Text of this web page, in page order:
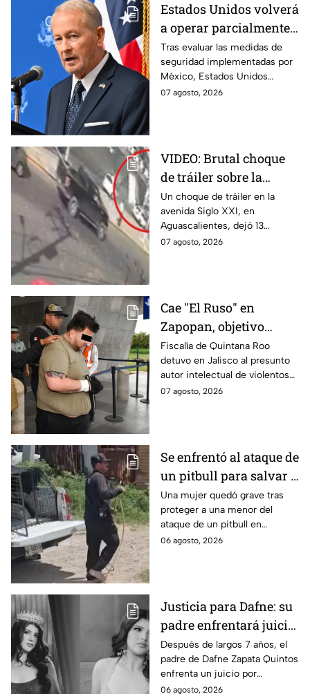
Estados Unidos volverá
a operar parcialmente
en Michoacán tras
suspensión por
motivos de seguridad
Tras evaluar las medidas de
seguridad implementadas por
México, Estados Unidos
reanudará parcialmente sus
07 agosto, 2026
VIDEO: Brutal choque
de tráiler sobre la
avenida Siglo XXI en
Aguascalientes deja
varios heridos y
destrozos
Un choque de tráiler en la
avenida Siglo XXI, en
Aguascalientes, dejó 13
heridos y varios vehículos
07 agosto, 2026
Cae "El Ruso" en
Zapopan, objetivo
prioritario en Playa del
Carmen
Fiscalía de Quintana Roo
detuvo en Jalisco al presunto
autor intelectual de violentos
ataques en fraccionamientos
07 agosto, 2026
Se enfrentó al ataque de
un pitbull para salvar a
una menor; hoy lucha
por su vida en Zapopan
Una mujer quedó grave tras
proteger a una menor del
ataque de un pitbull en
Zapopan; la víctima sufrió
06 agosto, 2026
Justicia para Dafne: su
padre enfrentará juicio
por presunto abuso
cometido en 2019 en
Tamaulipas
Después de largos 7 años, el
padre de Dafne Zapata Quintos
enfrenta un juicio por
presuntamente abusar de la
06 agosto, 2026